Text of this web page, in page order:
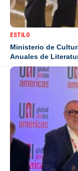
ESTILO
Ministerio de
Anuales de